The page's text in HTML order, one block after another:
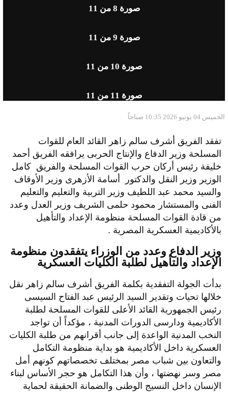
صورة 8 من 11
صورة 9 من 11
صورة 10 من 11
صورة 11 من 11
الخميس 04 يونيو 2026 10:35 صباحاً
تفقد الفريق أشرف سالم زاهر القائد العام للقوات
المسلحة وزير الدفاع والإنتاج الحربى يرافقه الفريق أحمد
خليفة رئيس أركان حرب القوات المسلحة والفريق كامل
الوزير وزير النقل والدكتور أسامة الأزهرى وزير الأوقاف
والسيد محمد عبد اللطيف وزير التربية والتعليم والتعليم
الفنى والمستشار محمود حلمى الشريف وزير العدل وعدد
من قادة القوات المسلحة منظومة الإعداد والتأهيل
بالأكاديمية العسكرية المصرية .
وزير الدفاع وعدد من الوزراء يتفقدون منظومة
الإعداد والتأهيل لطلبة الكليات العسكرية
بدأت الجولة التفقدية بكلمة الفريق أشرف سالم زاهر نقل
خلالها تحيات وتقدير السيد الرئيس عبد الفتاح السيسى
رئيس الجمهورية القائد الأعلى للقوات المسلحة لطلبة
الأكاديمية ودارسى الدورات المدنية ، مؤكداً أن تواجد
النخب المدنية الواعدة إلى جانب أقرانهم من طلبة الكليات
العسكرية داخل الأكاديمية هو بداية منظومة التكامل
والتعاون بين شباب مصر بمختلف تخصصاتهم كونهم أمل
مصر وسر نهضتها ، وأن هذا التكامل هو حجر الأساس لبناء
الإنسان داخل النسيج الوطنى والضمانة الحقيقة لحماية